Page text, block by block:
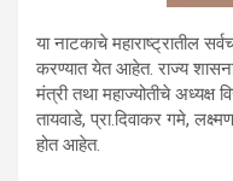
या नाटकाचे महाराष्ट्रातील
करण्यात येत आहेत. राज्य
मंत्री तथा महाज्योतीचे अध्यक्ष
तायवाडे, प्रा.दिवाकर गमे,
होत आहेत.